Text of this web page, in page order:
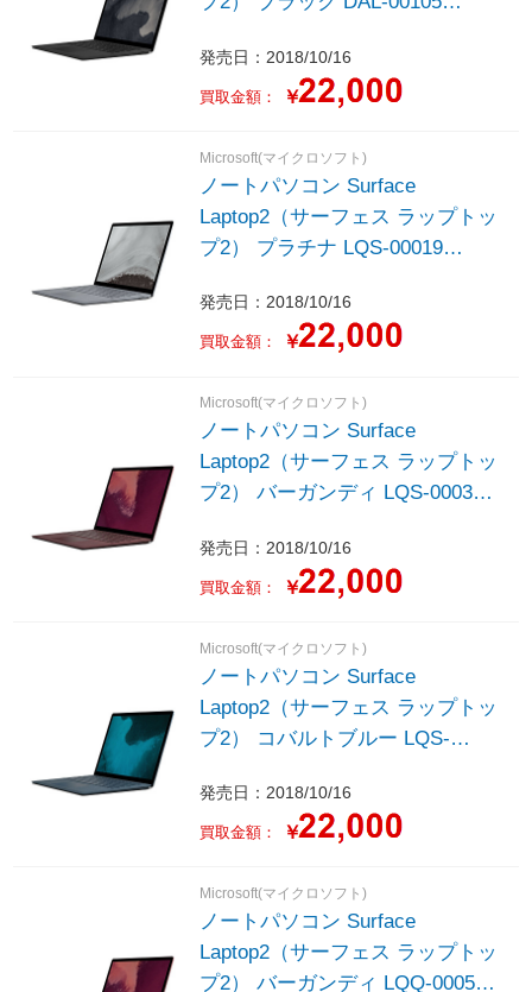
Core i7 /Office HomeandBusiness
/メモリ：16GB /SSD：512GB
発売日：2018/10/16
買取金額： ￥
Microsoft(マイクロソフト)
ノートパソコン Surface
Laptop2（サーフェス ラップトッ
プ2） プラチナ LQS-00019
Core i7 /Office HomeandBusiness
/メモリ：16GB /SSD：512GB
発売日：2018/10/16
買取金額： ￥
Microsoft(マイクロソフト)
ノートパソコン Surface
Laptop2（サーフェス ラップトッ
プ2） バーガンディ LQS-00037
Core i7 /Office HomeandBusiness
/メモリ：16GB /SSD：512GB
発売日：2018/10/16
買取金額： ￥
Microsoft(マイクロソフト)
ノートパソコン Surface
Laptop2（サーフェス ラップトッ
プ2） コバルトブルー LQS-
Home /intel Core i7 /Office
HomeandBusiness /メモリ：
モデル］
発売日：2018/10/16
買取金額： ￥
Microsoft(マイクロソフト)
ノートパソコン Surface
Laptop2（サーフェス ラップトッ
プ2） バーガンディ LQQ-00057